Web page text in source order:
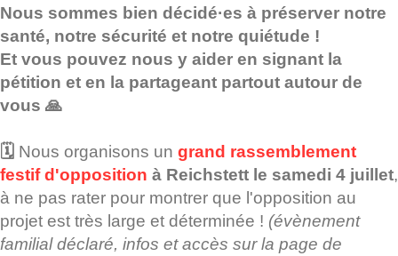
Nous sommes bien décidé·es à préserver notre
santé, notre sécurité et notre quiétude !
Et vous pouvez nous y aider en signant la
pétition et en la partageant partout autour de
vous 🙏
🗓️ Nous organisons un grand rassemblement
festif d'opposition à Reichstett le samedi 4 juillet,
à ne pas rater pour montrer que l'opposition au
projet est très large et déterminée ! (évènement
familial déclaré, infos et accès sur la page de